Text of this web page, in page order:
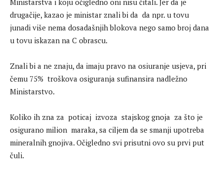
drugačije, kazao je ministar znali bi da da npr. u tovu
junadi više nema dosadašnjih blokova nego samo broj dana
u tovu iskazan na C obrascu.
Znali bi a ne znaju, da imaju pravo na osiuranje usjeva, pri
čemu 75% troškova osiguranja sufinansira nadležno
Ministarstvo.
Koliko ih zna za poticaj izvoza stajskog gnoja za što je
osigurano milion maraka, sa ciljem da se smanji upotreba
mineralnih gnojiva. Očigledno svi prisutni ovo su prvi put
čuli.